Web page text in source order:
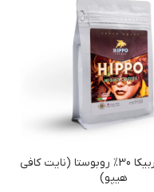
قهوه 70% عربیکا 30% روبوستا (نایت کافی
هیپو)